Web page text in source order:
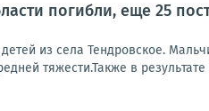
погибли, еще 25
из села Тендровское.
тяжести.Также в